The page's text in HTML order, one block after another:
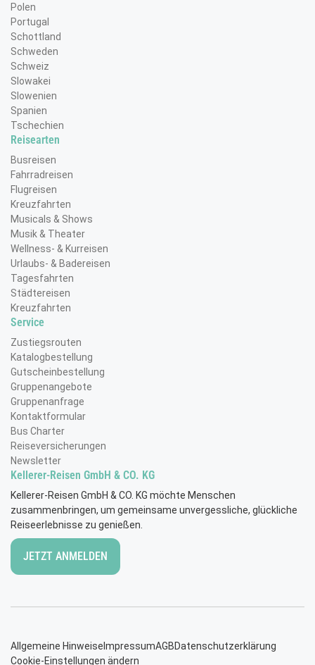
Polen
Portugal
Schottland
Schweden
Schweiz
Slowakei
Slowenien
Spanien
Tschechien
Reisearten
Busreisen
Fahrradreisen
Flugreisen
Kreuzfahrten
Musicals & Shows
Musik & Theater
Wellness- & Kurreisen
Urlaubs- & Badereisen
Tagesfahrten
Städtereisen
Kreuzfahrten
Service
Zustiegsrouten
Katalogbestellung
Gutscheinbestellung
Gruppenangebote
Gruppenanfrage
Kontaktformular
Bus Charter
Reiseversicherungen
Newsletter
Kellerer-Reisen GmbH & CO. KG
Kellerer-Reisen GmbH & CO. KG möchte Menschen
zusammenbringen, um gemeinsame unvergessliche, glückliche
Reiseerlebnisse zu genießen.
JETZT ANMELDEN
Allgemeine Hinweise ImpressumAGBDatenschutzerklärung
Cookie-Einstellungen ändern